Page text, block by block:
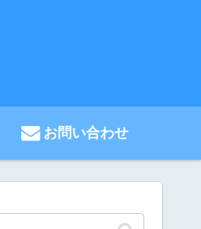
お問い合わせ